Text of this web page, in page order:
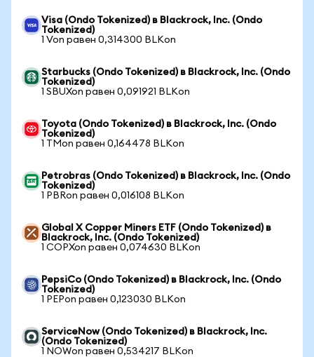
Visa (Ondo Tokenized) в Blackrock, Inc. (Ondo
Tokenized)
1 Von равен 0,314300 BLKon
Starbucks (Ondo Tokenized) в Blackrock, Inc. (Ondo
Tokenized)
1 SBUXon равен 0,091921 BLKon
Toyota (Ondo Tokenized) в Blackrock, Inc. (Ondo
Tokenized)
1 TMon равен 0,164478 BLKon
Petrobras (Ondo Tokenized) в Blackrock, Inc. (Ondo
Tokenized)
1 PBRon равен 0,016108 BLKon
Global X Copper Miners ETF (Ondo Tokenized) в
Blackrock, Inc. (Ondo Tokenized)
1 COPXon равен 0,074630 BLKon
PepsiCo (Ondo Tokenized) в Blackrock, Inc. (Ondo
Tokenized)
1 PEPon равен 0,123030 BLKon
ServiceNow (Ondo Tokenized) в Blackrock, Inc.
(Ondo Tokenized)
1 NOWon равен 0,534217 BLKon